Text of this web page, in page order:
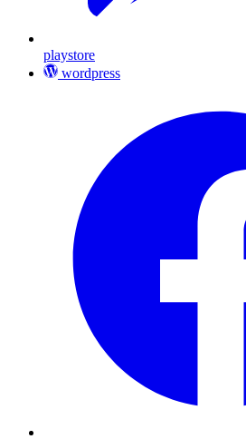
playstore
wordpress